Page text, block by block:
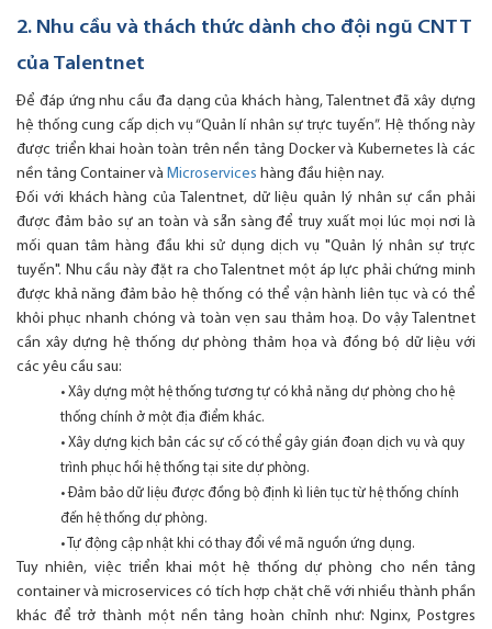
2. Nhu cầu và thách thức dành cho đội ngũ CNTT
của Talentnet
Để đáp ứng nhu cầu đa dạng của khách hàng, Talentnet đã xây dựng
hệ thống cung cấp dịch vụ “Quản lí nhân sự trực tuyến”. Hệ thống này
được triển khai hoàn toàn trên nền tảng Docker và Kubernetes là các
nền tảng Container và Microservices hàng đầu hiện nay.
Đối với khách hàng của Talentnet, dữ liệu quản lý nhân sự cần phải
được đảm bảo sự an toàn và sẵn sàng để truy xuất mọi lúc mọi nơi là
mối quan tâm hàng đầu khi sử dụng dịch vụ "Quản lý nhân sự trực
tuyến". Nhu cầu này đặt ra cho Talentnet một áp lực phải chứng minh
được khả năng đảm bảo hệ thống có thể vận hành liên tục và có thể
khôi phục nhanh chóng và toàn vẹn sau thảm hoạ. Do vậy Talentnet
cần xây dựng hệ thống dự phòng thảm họa và đồng bộ dữ liệu với
các yêu cầu sau:
• Xây dựng một hệ thống tương tự có khả năng dự phòng cho hệ
thống chính ở một địa điểm khác.
• Xây dựng kịch bản các sự cố có thể gây gián đoạn dịch vụ và quy
trình phục hồi hệ thống tại site dự phòng.
• Đảm bảo dữ liệu được đồng bộ định kì liên tục từ hệ thống chính
đến hệ thống dự phòng.
• Tự động cập nhật khi có thay đổi về mã nguồn ứng dụng.
Tuy nhiên, việc triển khai một hệ thống dự phòng cho nền tảng
container và microservices có tích hợp chặt chẽ với nhiều thành phần
khác để trở thành một nền tảng hoàn chỉnh như: Nginx, Postgres